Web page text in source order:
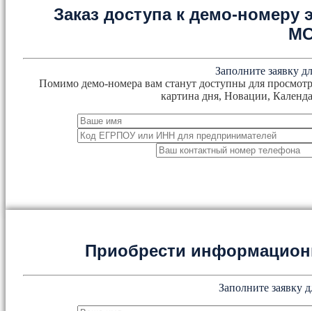
Заказ доступа к демо-номеру
Заполните заявку
Помимо демо-номера вам станут доступны для
картина дня, Новации,
Приобрести
Заполните заявку